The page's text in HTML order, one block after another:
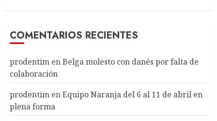
COMENTARIOS RECIENTES
prodentim enBelga molesto con danés por falta de
colaboración
prodentim enEquipo Naranja del 6 al 11 de abril en
plena forma